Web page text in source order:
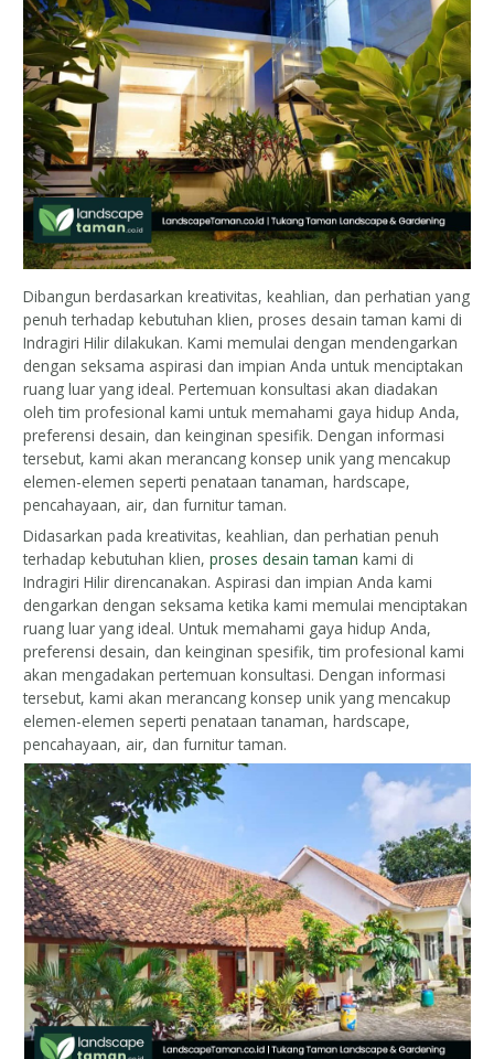
Dibangun berdasarkan kreativitas, keahlian, dan perhatian yang
penuh terhadap kebutuhan klien, proses desain taman kami di
Indragiri Hilir dilakukan. Kami memulai dengan mendengarkan
dengan seksama aspirasi dan impian Anda untuk menciptakan
ruang luar yang ideal. Pertemuan konsultasi akan diadakan
oleh tim profesional kami untuk memahami gaya hidup Anda,
preferensi desain, dan keinginan spesifik. Dengan informasi
tersebut, kami akan merancang konsep unik yang mencakup
elemen-elemen seperti penataan tanaman, hardscape,
pencahayaan, air, dan furnitur taman.
Didasarkan pada kreativitas, keahlian, dan perhatian penuh
terhadap kebutuhan klien,proses desain taman kami di
Indragiri Hilir direncanakan. Aspirasi dan impian Anda kami
dengarkan dengan seksama ketika kami memulai menciptakan
ruang luar yang ideal. Untuk memahami gaya hidup Anda,
preferensi desain, dan keinginan spesifik, tim profesional kami
akan mengadakan pertemuan konsultasi. Dengan informasi
tersebut, kami akan merancang konsep unik yang mencakup
elemen-elemen seperti penataan tanaman, hardscape,
pencahayaan, air, dan furnitur taman.